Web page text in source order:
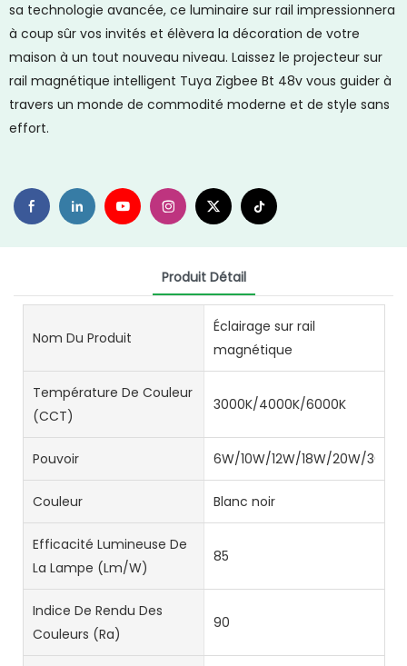
sa technologie avancée, ce luminaire sur rail impressionnera
à coup sûr vos invités et élèvera la décoration de votre
maison à un tout nouveau niveau. Laissez le projecteur sur
rail magnétique intelligent Tuya Zigbee Bt 48v vous guider à
travers un monde de commodité moderne et de style sans
effort.
Produit Détail
Nom Du Produit
Éclairage sur rail
magnétique
Température De Couleur
(CCT)
3000K/4000K/6000K
Pouvoir 6W/10W/12W/18W/20W/36W
Couleur Blanc noir
Efficacité Lumineuse De
La Lampe (lm/W)
85
Indice De Rendu Des
Couleurs (Ra)
90